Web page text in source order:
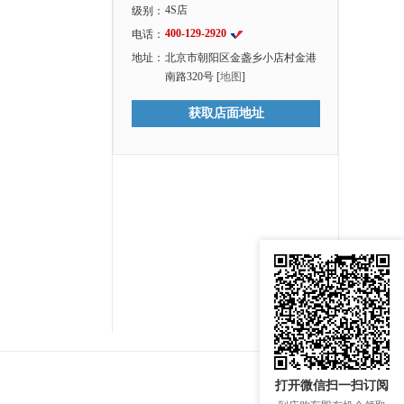
打开微信扫一扫订阅
级别： 4S店
电话： 400-129-2920
地址： 北京市朝阳区金盏乡小店村金港
南路320号 [地图]
获取店面地址